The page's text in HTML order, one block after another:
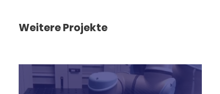
Weitere Projekte